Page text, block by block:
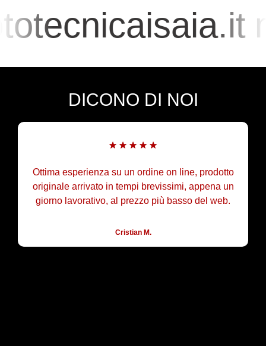
DICONO DI NOI
Ottima esperienza su un ordine on line, prodotto
originale arrivato in tempi brevissimi, appena un
giorno lavorativo, al prezzo più basso del web.
Cristian M.